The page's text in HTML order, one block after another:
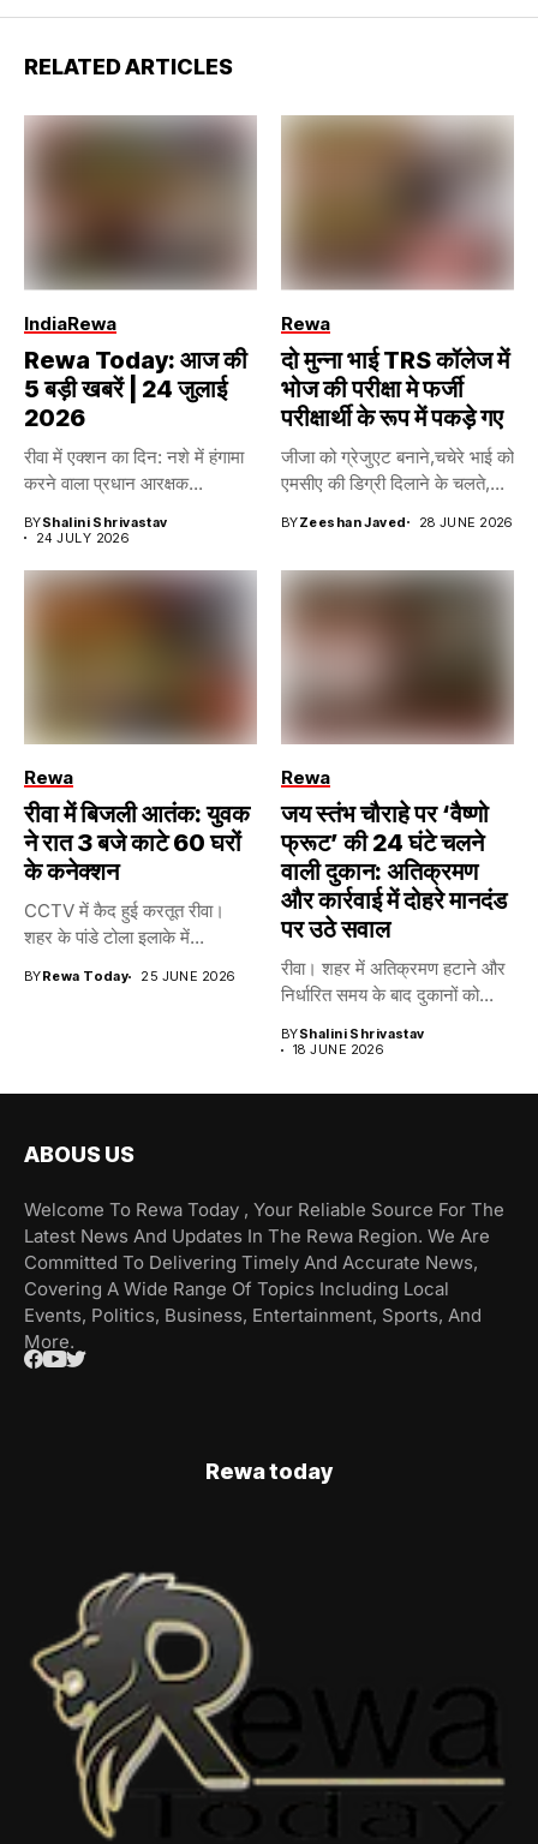
RELATED ARTICLES
IndiaRewa
Rewa Today: आज की
5 बड़ी खबरें | 24 जुलाई
2026
रीवा में एक्शन का दिन: नशे में हंगामा
करने वाला प्रधान आरक्षक...
BYShalini Shrivastav
24 JULY 2026
Rewa
दो मुन्ना भाई TRS कॉलेज में
भोज की परीक्षा मे फर्जी
परीक्षार्थी के रूप में पकड़े गए
जीजा को ग्रेजुएट बनाने,चचेरे भाई को
एमसीए की डिग्री दिलाने के चलते,...
BYZeeshan Javed 28 JUNE 2026
Rewa
रीवा में बिजली आतंक: युवक
ने रात 3 बजे काटे 60 घरों
के कनेक्शन
CCTV में कैद हुई करतूत रीवा।
शहर के पांडे टोला इलाके में...
BYRewa Today 25 JUNE 2026
Rewa
जय स्तंभ चौराहे पर ‘वैष्णो
फ्रूट’ की 24 घंटे चलने
वाली दुकान: अतिक्रमण
और कार्रवाई में दोहरे मानदंड
पर उठे सवाल
रीवा। शहर में अतिक्रमण हटाने और
निर्धारित समय के बाद दुकानों को...
BYShalini Shrivastav
18 JUNE 2026
ABOUS US
Welcome To Rewa Today , Your Reliable Source For The
Latest News And Updates In The Rewa Region. We Are
Committed To Delivering Timely And Accurate News,
Covering A Wide Range Of Topics Including Local
Events, Politics, Business, Entertainment, Sports, And
More.
Rewa today